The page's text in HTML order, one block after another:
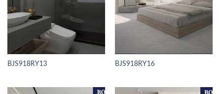
BJS918RY13 BJS918RY16